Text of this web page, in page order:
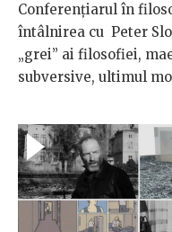
Conferențiarul în
întâlnirea cu Peter
„grei” ai filosofiei,
subversive, ultimul